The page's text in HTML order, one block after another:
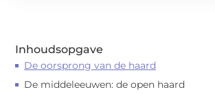
Inhoudsopgave
De oorsprong van de haard
De middeleeuwen: de open haard